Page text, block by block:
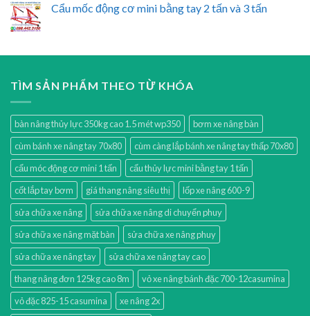
Cẩu mốc động cơ mini bằng tay 2 tấn và 3 tấn
TÌM SẢN PHẨM THEO TỪ KHÓA
bàn nâng thủy lực 350kg cao 1.5 mét wp350
bơm xe nâng bàn
cùm bánh xe nâng tay 70x80
cùm càng lắp bánh xe nâng tay thấp 70x80
cẩu móc động cơ mini 1 tấn
cẩu thủy lực mini bằng tay 1 tấn
cốt lắp tay bơm
giá thang nâng siêu thị
lốp xe nâng 600-9
sửa chữa xe nâng
sửa chữa xe nâng di chuyển phuy
sửa chữa xe nâng mặt bàn
sửa chữa xe nâng phuy
sửa chữa xe nâng tay
sửa chữa xe nâng tay cao
thang nâng đơn 125kg cao 8m
vỏ xe nâng bánh đặc 700-12casumina
vỏ đặc 825-15 casumina
xe nâng 2x